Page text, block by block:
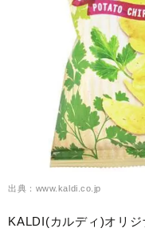
出典：www.kaldi.co.jp
KALDI(カルディ)オリ